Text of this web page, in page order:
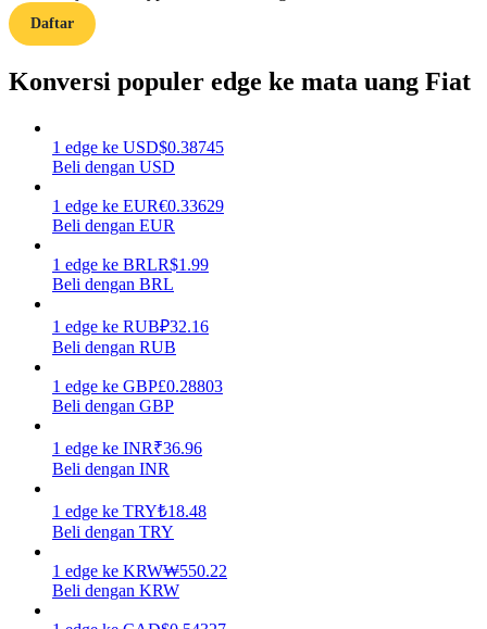
Menghasilkan
Babi Kekuatan
Dapatkan imbalan kompetitif setiap hari
Daftar
Konversi populer edge ke mata uang Fiat
1 edge ke USD$0.38745
Beli dengan USD
1 edge ke EUR€0.33629
Beli dengan EUR
1 edge ke BRLR$1.99
Beli dengan BRL
1 edge ke RUB₽32.16
Beli dengan RUB
1 edge ke GBP£0.28803
Beli dengan GBP
1 edge ke INR₹36.96
Beli dengan INR
1 edge ke TRY₺18.48
Beli dengan TRY
1 edge ke KRW₩550.22
Beli dengan KRW